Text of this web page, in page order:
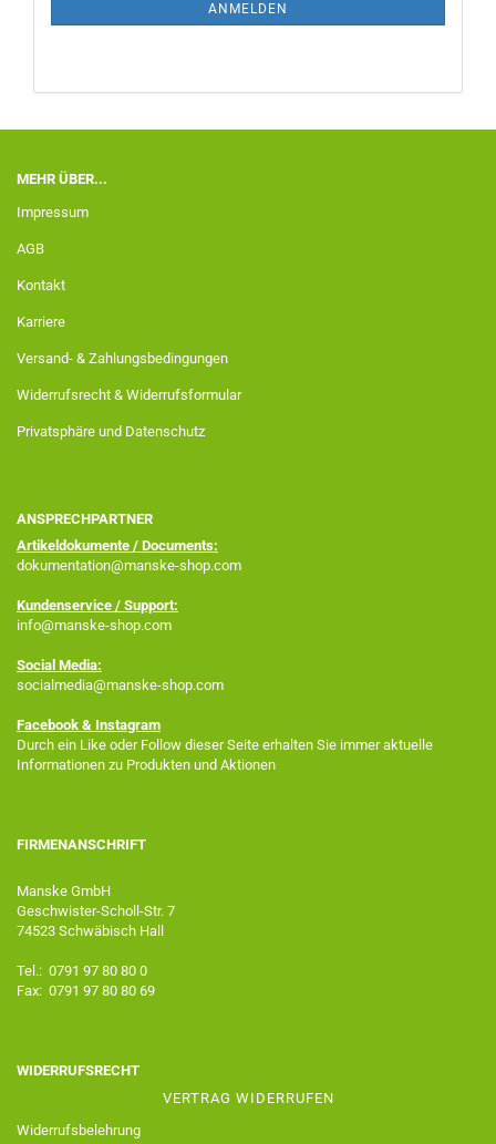
ANMELDEN
MEHR ÜBER...
Impressum
AGB
Kontakt
Karriere
Versand- & Zahlungsbedingungen
Widerrufsrecht & Widerrufsformular
Privatsphäre und Datenschutz
ANSPRECHPARTNER
Artikeldokumente / Documents:
dokumentation@manske-shop.com
Kundenservice / Support:
info@manske-shop.com
Social Media:
socialmedia@manske-shop.com
Facebook & Instagram
Durch ein Like oder Follow dieser Seite erhalten Sie immer aktuelle
Informationen zu Produkten und Aktionen
FIRMENANSCHRIFT
Manske GmbH
Geschwister-Scholl-Str. 7
74523 Schwäbisch Hall
Tel.: 0791 97 80 80 0
Fax: 0791 97 80 80 69
WIDERRUFSRECHT
VERTRAG WIDERRUFEN
Widerrufsbelehrung